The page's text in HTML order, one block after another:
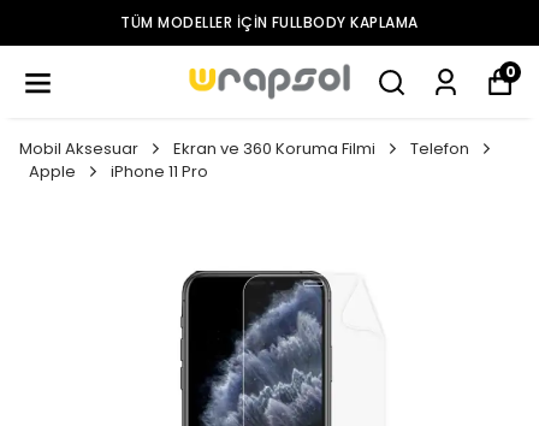
TÜM MODELLER IÇIN FULLBODY KAPLAMA
0
Mobil Aksesuar Ekran ve 360 Koruma Filmi
Telefon
Apple
iPhone 11 Pro